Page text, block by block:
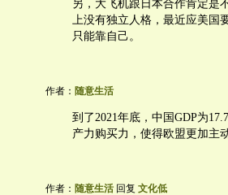
另，大飞机跟日本合作肯定是
上没有独立人格，最近应美国
只能靠自己。
作者： 随意生活
到了2021年底，中国GDP为
产力购买力，使得欧盟更加主
作者： 随意生活 回复 文化低